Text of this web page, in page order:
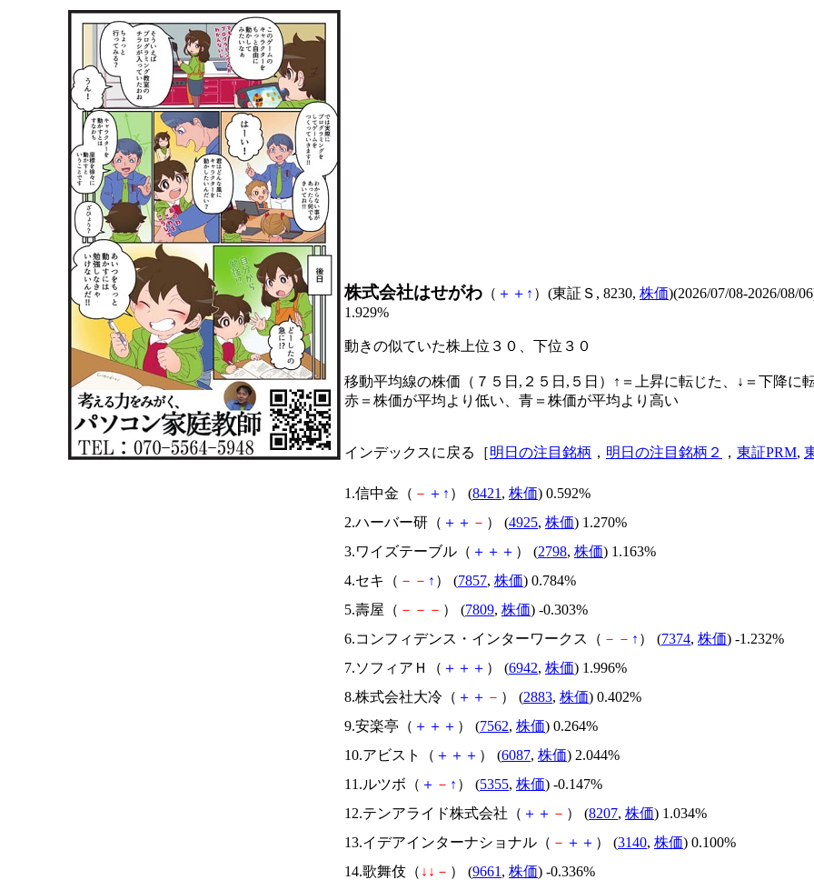
株式会社はせがわ （ ＋ ＋ ↑ ）(東証Ｓ, 8230, 株価)(2026/07/08-2026/08/
1.929%
動きの似ていた株上位３０、下位３０
移動平均線の株価（７５日,２５日,５日）↑＝上昇に転じた、↓＝下降に
赤＝株価が平均より低い、青＝株価が平均より高い
インデックスに戻る［明日の注目銘柄 ， 明日の注目銘柄２ ， 東証PRM,
1.信中金（ － ＋ ↑ ） (8421 , 株価) 0.592%
2.ハーバー研（ ＋ ＋ － ） (4925, 株価) 1.270%
3.ワイズテーブル（ ＋ ＋ ＋ ） (2798, 株価) 1.163%
4.セキ（ － － ↑ ） (7857, 株価) 0.784%
5.壽屋（ － － － ） (7809, 株価) -0.303%
6.コンフィデンス・インターワークス（ － － ↑ ） (7374, 株価) -1.232%
7.ソフィアＨ（ ＋ ＋ ＋ ） (6942, 株価) 1.996%
8.株式会社大冷（ ＋ ＋ － ） (2883, 株価) 0.402%
9.安楽亭（ ＋ ＋ ＋ ） (7562, 株価) 0.264%
10.アビスト（ ＋ ＋ ＋ ） (6087, 株価) 2.044%
11.ルツボ（ ＋ － ↑ ） (5355, 株価) -0.147%
12.テンアライド株式会社（ ＋ ＋ － ） (8207, 株価) 1.034%
13.イデアインターナショナル（ － ＋ ＋ ） (3140, 株価) 0.100%
14.歌舞伎（ ↓ ↓ － ） (9661 , 株価) -0.336%